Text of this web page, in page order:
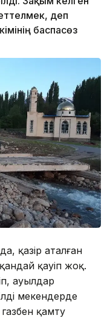
деп
баспасөз
қазір аталған
қауіп жоқ.
ауылдар
мекендерде
қамту